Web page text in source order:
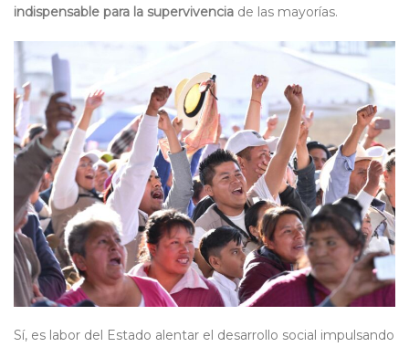
indispensable para la supervivencia de las mayorías.
Sí, es labor del Estado alentar el desarrollo social impulsando